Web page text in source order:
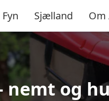
Fyn Sjælland Om
nemt og